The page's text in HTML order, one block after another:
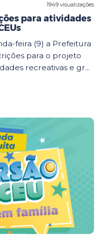
1949 visualizações
para atividades
feira (9) a Prefeitura
para o projeto
recreativas e gr...